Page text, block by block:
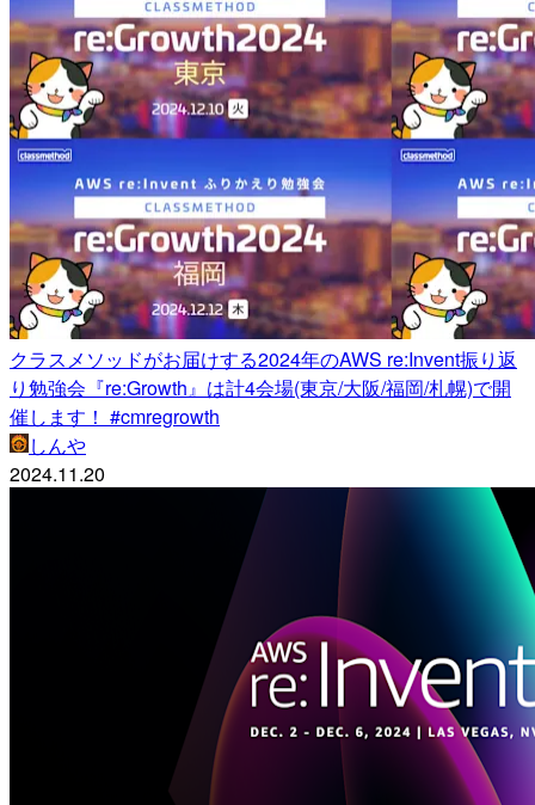
クラスメソッドがお届けする2024年のAWS re:Invent振り返
り勉強会『re:Growth』は計4会場(東京/大阪/福岡/札幌)で開
催します！ #cmregrowth
しんや
2024.11.20